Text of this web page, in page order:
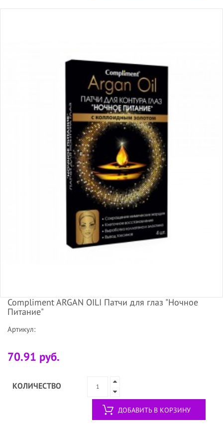
Compliment ARGAN OILI Патчи для глаз "Ночное
Питание"
Артикул:
70.91 руб.
КОЛИЧЕСТВО
ДОБАВИТЬ В КОРЗИНУ